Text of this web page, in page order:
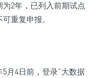
为2年，已列入前期试点
重复申报。
5月4日前，登录“大数据